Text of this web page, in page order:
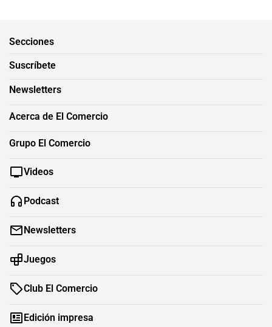
Secciones
Suscríbete
Newsletters
Acerca de El Comercio
Grupo El Comercio
Videos
Podcast
Newsletters
Juegos
Club El Comercio
Edición impresa